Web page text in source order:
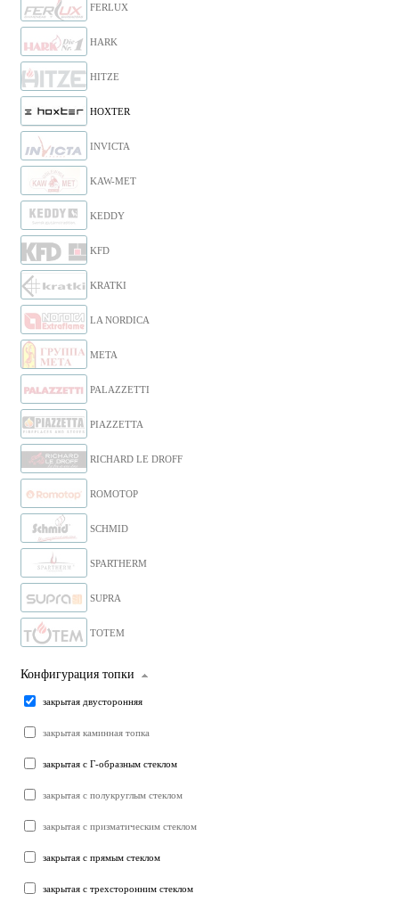
FERLUX
HARK
HITZE
HOXTER
INVICTA
KAW-MET
KEDDY
KFD
KRATKI
LA NORDICA
META
PALAZZETTI
PIAZZETTA
RICHARD LE DROFF
ROMOTOP
SCHMID
SPARTHERM
SUPRA
TOTEM
Конфигурация топки
закрытая двусторонняя
закрытая каминная топка
закрытая с Г-образным стеклом
закрытая с полукруглым стеклом
закрытая с призматическим стеклом
закрытая с прямым стеклом
закрытая с трехсторонним стеклом